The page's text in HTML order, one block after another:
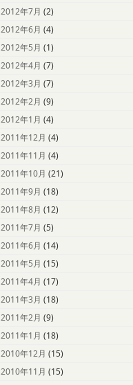
2012年7月 (2)
2012年6月 (4)
2012年5月 (1)
2012年4月 (7)
2012年3月 (7)
2012年2月 (9)
2012年1月 (4)
2011年12月 (4)
2011年11月 (4)
2011年10月 (21)
2011年9月 (18)
2011年8月 (12)
2011年7月 (5)
2011年6月 (14)
2011年5月 (15)
2011年4月 (17)
2011年3月 (18)
2011年2月 (9)
2011年1月 (18)
2010年12月 (15)
2010年11月 (15)